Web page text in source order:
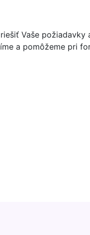
Vaše
a pomôžeme pri